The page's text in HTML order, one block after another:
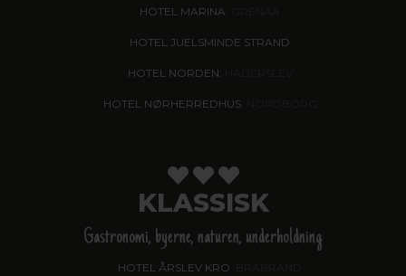
HOTEL MARINA
HOTEL JUELSMINDE STRAND
HOTEL NORDEN
HOTEL NØRHERREDHUS, NORDBORG
KLASSISK
Gastronomi, byerne, naturen, underholdning
HOTEL ÅRSLEV KRO